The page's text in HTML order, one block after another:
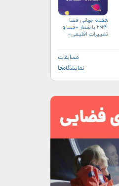
هفته جهانی فضا
۲۰۲۴ با شعار «فضا و
تغییرات اقلیمی»
مسابقات
نمایشگاه‌ها